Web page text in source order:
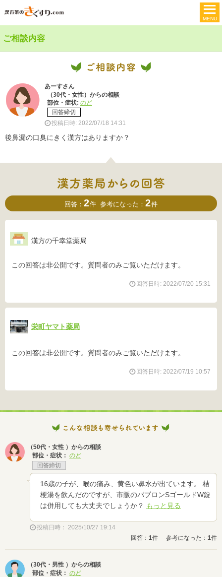
ご相談内容
あーすさん
（30代・女性）からの相談
部位・症状: のど
回答締切
投稿日時: 2022/07/18 14:31
後鼻漏の口臭にきく漢方はありますか？
回答： 2件 参考になった： 2件
漢方の千幸堂薬局
この回答は非公開です。質問者のみご覧いただけます。
回答日時: 2022/07/20 15:31
栄町ヤマト薬局
この回答は非公開です。質問者のみご覧いただけます。
回答日時: 2022/07/19 10:57
（50代・女性 ）からの相談
部位・症状： のど
回答締切
16歳の子が、喉の痛み、黄色い鼻水が出ています。 桔
梗湯を飲んだのですが、市販のパブロンSゴールドW錠
は併用しても大丈夫でしょうか？ もっと見る
投稿日時： 2025/10/27 19:14
回答： 1件 参考になった： 1件
（30代・男性 ）からの相談
部位・症状： のど